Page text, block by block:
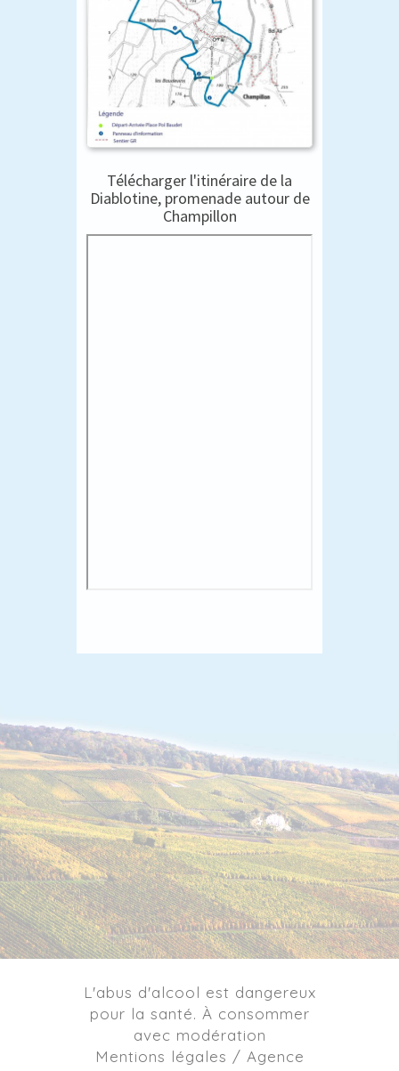
Télécharger l'itinéraire de la
Diablotine, promenade autour de
Champillon
L'abus d'alcool est dangereux
pour la santé. À consommer
avec modération
Mentions légales / Agence